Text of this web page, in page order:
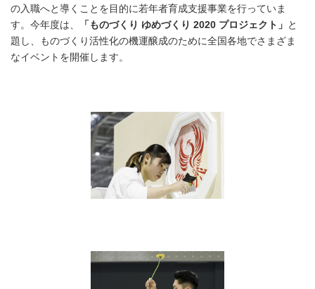
の入職へと導くことを目的に若年者育成支援事業を行っていま
す。今年度は、
「ものづくり ゆめづくり 2020 プロジェクト」 と
題し、ものづくり活性化の機運醸成のために全国各地でさまざま
なイベントを開催します。